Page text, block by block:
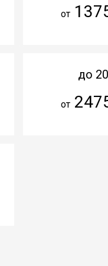
от
до
от